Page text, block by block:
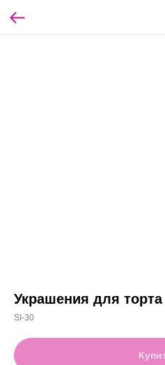
Украшения для торта
SI-30